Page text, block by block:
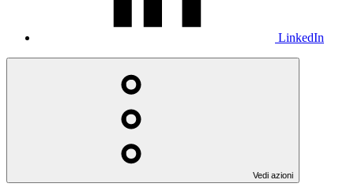
LinkedIn
Vedi azioni